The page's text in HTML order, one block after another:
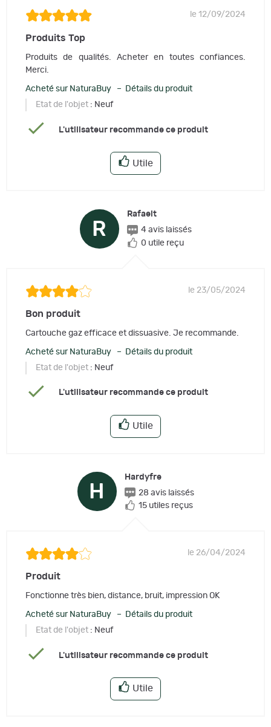
le 12/09/2024
Produits Top
Produits de qualités. Acheter en toutes confiances.
Merci.
Acheté sur NaturaBuy – Détails du produit
Etat de l'objet : Neuf
L'utilisateur recommande ce produit
Utile
R
Rafaelt
4 avis laissés
0 utile reçu
le 23/05/2024
Bon produit
Cartouche gaz efficace et dissuasive. Je recommande.
Acheté sur NaturaBuy – Détails du produit
Etat de l'objet : Neuf
L'utilisateur recommande ce produit
Utile
H
Hardyfre
28 avis laissés
15 utiles reçus
le 26/04/2024
Produit
Fonctionne très bien, distance, bruit, impression OK
Acheté sur NaturaBuy – Détails du produit
Etat de l'objet : Neuf
L'utilisateur recommande ce produit
Utile